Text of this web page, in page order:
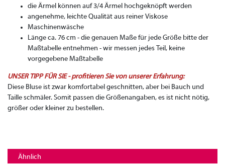
die Ärmel können auf 3/4 Ärmel hochgeknöpft werden
angenehme, leichte Qualität aus reiner Viskose
Maschinenwäsche
Länge ca. 76 cm - die genauen Maße für jede Größe bitte der
Maßtabelle entnehmen - wir messen jedes Teil, keine
vorgegebene Maßtabelle
UNSER TIPP FÜR SIE - profitieren Sie von unserer Erfahrung:
Diese Bluse ist zwar komfortabel geschnitten, aber bei Bauch und
Taille schmäler. Somit passen die Größenangaben, es ist nicht nötig,
größer oder kleiner zu bestellen.
Ähnlich